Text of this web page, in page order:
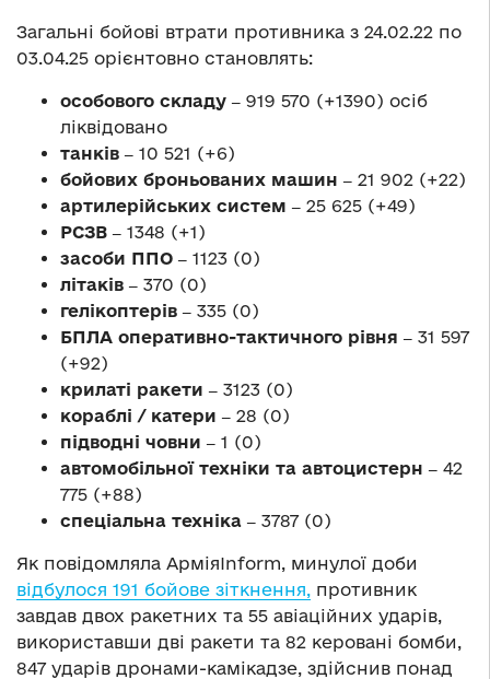
Загальні бойові втрати противника з 24.02.22 по
03.04.25 орієнтовно становлять:
особового складу ‒ 919 570 (+1390) осіб
ліквідовано
танків ‒ 10 521 (+6)
бойових броньованих машин ‒ 21 902 (+22)
артилерійських систем ‒ 25 625 (+49)
РСЗВ ‒ 1348 (+1)
засоби ППО ‒ 1123 (0)
літаків ‒ 370 (0)
гелікоптерів ‒ 335 (0)
БПЛА оперативно-тактичного рівня ‒ 31 597
(+92)
крилаті ракети ‒ 3123 (0)
кораблі / катери ‒ 28 (0)
підводні човни ‒ 1 (0)
автомобільної техніки та автоцистерн ‒ 42
775 (+88)
спеціальна техніка ‒ 3787 (0)
Як повідомляла АрміяInform, минулої доби
відбулося 191 бойове зіткнення, противник
завдав двох ракетних та 55 авіаційних ударів,
використавши дві ракети та 82 керовані бомби,
847 ударів дронами-камікадзе, здійснив понад